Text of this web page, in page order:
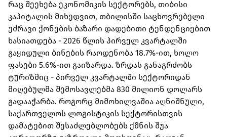
რაც შეეხება ეკონომიკის სექტორებს, თიბისი
კაპიტალის მიხედვით, თბილისში საცხოვრებელი
უძრავი ქონების ბაზარი დადებითი ტენდენციებით
ხასიათდება - 2026 წლის პირველ კვარტალში
გაყიდული ბინების რაოდენობა 18.7%-ით, ხოლო
ფასები 5.6%-ით გაიზარდა. ზრდას განაგრძობს
ტურიზმიც - პირველ კვარტალში სექტორიდან
მიღებულმა შემოსავლებმა 830 მილიონ დოლარს
გადააჭარბა. როგორც მიმოხილვაშია აღნიშნული,
საქართველოს ლოგისტიკის სექტორისთვის
დამატებით შესაძლებლობებს ქმნის შუა